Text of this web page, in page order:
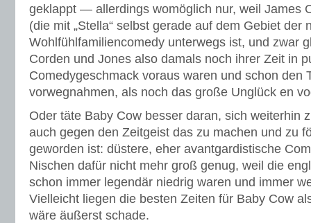
geklappt — allerdings womöglich nur, weil James
(die mit „Stella“ selbst gerade auf dem Gebiet der
Wohlfühlfamiliencomedy unterwegs ist, und zwar
Corden und Jones also damals noch ihrer Zeit in
Comedygeschmack voraus waren und schon den
vorwegnahmen, als noch das große Unglück en
Oder täte Baby Cow besser daran, sich weiterhin
auch gegen den Zeitgeist das zu machen und zu
geworden ist: düstere, eher avantgardistische
Nischen dafür nicht mehr groß genug, weil die
schon immer legendär niedrig waren und immer
Vielleicht liegen die besten Zeiten für Baby Cow
wäre äußerst schade.